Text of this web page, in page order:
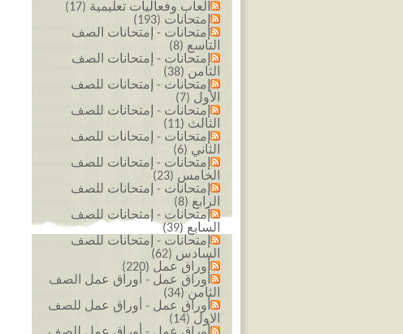
العاب وفعاليات تعليمية (17)
إمتحانات (193)
إمتحانات - إمتحانات الصف
التاسع (8)
إمتحانات - إمتحانات الصف
الثامن (38)
إمتحانات - إمتحانات للصف
الأول (7)
إمتحانات - إمتحانات للصف
الثالث (11)
إمتحانات - إمتحانات للصف
الثاني (6)
إمتحانات - إمتحانات للصف
الخامس (23)
إمتحانات - إمتحانات للصف
الرابع (8)
إمتحانات - إمتحانات للصف
السابع (39)
إمتحانات - إمتحانات للصف
السادس (62)
أوراق عمل (220)
أوراق عمل - أوراق عمل الصف
الثامن (34)
أوراق عمل - أوراق عمل للصف
الاول (14)